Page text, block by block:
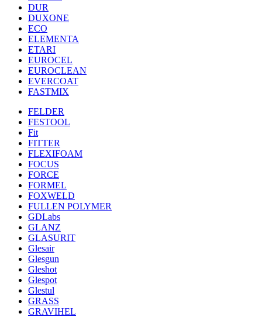
DUR
DUXONE
ECO
ELEMENTA
ETARI
EUROCEL
EUROCLEAN
EVERCOAT
FASTMIX
FELDER
FESTOOL
Fit
FITTER
FLEXIFOAM
FOCUS
FORCE
FORMEL
FOXWELD
FULLEN POLYMER
GDLabs
GLANZ
GLASURIT
Glesair
Glesgun
Gleshot
Glespot
Glestul
GRASS
GRAVIHEL